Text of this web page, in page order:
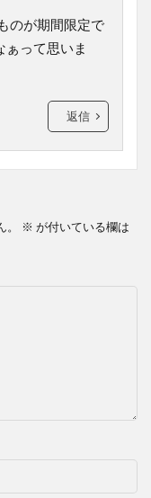
のが期間限定で
ぁって思いま
返信
※ が付いている欄は